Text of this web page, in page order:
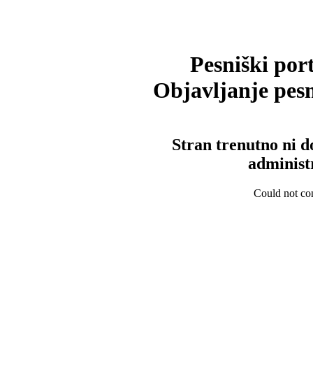
Pesniški
Objavljanje
Stran trenutno ni
Could not